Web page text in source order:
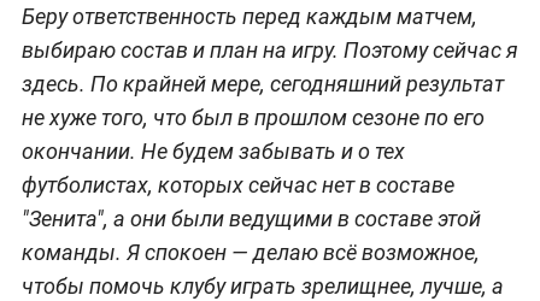
Беру ответственность перед каждым матчем,
выбираю состав и план на игру. Поэтому сейчас я
здесь. По крайней мере, сегодняшний результат
не хуже того, что был в прошлом сезоне по его
окончании. Не будем забывать и о тех
футболистах, которых сейчас нет в составе
"Зенита", а они были ведущими в составе этой
команды. Я спокоен — делаю всё возможное,
чтобы помочь клубу играть зрелищнее, лучше, а